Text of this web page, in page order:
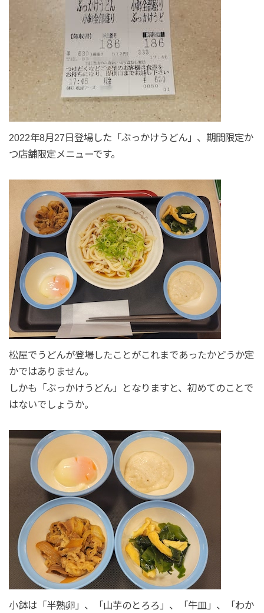
2022年8月27日登場した「ぶっかけうどん」、期間限定か
つ店舗限定メニューです。
松屋でうどんが登場したことがこれまであったかどうか定
かではありません。
しかも「ぶっかけうどん」となりますと、初めてのことで
はないでしょうか。
小鉢は「半熟卵」、「山芋のとろろ」、「牛皿」、「わか